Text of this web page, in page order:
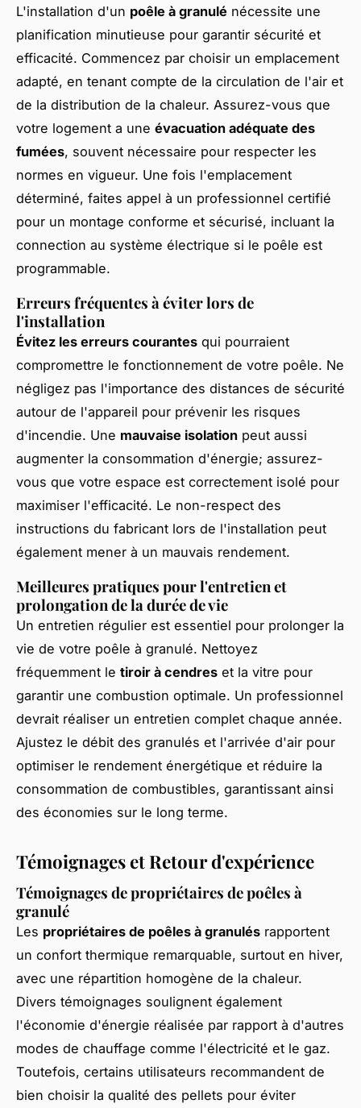
L'installation d'un poêle à granulé nécessite une
planification minutieuse pour garantir sécurité et
efficacité. Commencez par choisir un emplacement
adapté, en tenant compte de la circulation de l'air et
de la distribution de la chaleur. Assurez-vous que
votre logement a une évacuation adéquate des
fumées, souvent nécessaire pour respecter les
normes en vigueur. Une fois l'emplacement
déterminé, faites appel à un professionnel certifié
pour un montage conforme et sécurisé, incluant la
connection au système électrique si le poêle est
programmable.
Erreurs fréquentes à éviter lors de
l'installation
Évitez les erreurs courantes qui pourraient
compromettre le fonctionnement de votre poêle. Ne
négligez pas l'importance des distances de sécurité
autour de l'appareil pour prévenir les risques
d'incendie. Une mauvaise isolation peut aussi
augmenter la consommation d'énergie; assurez-
vous que votre espace est correctement isolé pour
maximiser l'efficacité. Le non-respect des
instructions du fabricant lors de l'installation peut
également mener à un mauvais rendement.
Meilleures pratiques pour l'entretien et
prolongation de la durée de vie
Un entretien régulier est essentiel pour prolonger la
vie de votre poêle à granulé. Nettoyez
fréquemment le tiroir à cendres et la vitre pour
garantir une combustion optimale. Un professionnel
devrait réaliser un entretien complet chaque année.
Ajustez le débit des granulés et l'arrivée d'air pour
optimiser le rendement énergétique et réduire la
consommation de combustibles, garantissant ainsi
des économies sur le long terme.
Témoignages et Retour d'expérience
Témoignages de propriétaires de poêles à
granulé
Les propriétaires de poêles à granulés rapportent
un confort thermique remarquable, surtout en hiver,
avec une répartition homogène de la chaleur.
Divers témoignages soulignent également
l'économie d'énergie réalisée par rapport à d'autres
modes de chauffage comme l'électricité et le gaz.
Toutefois, certains utilisateurs recommandent de
bien choisir la qualité des pellets pour éviter